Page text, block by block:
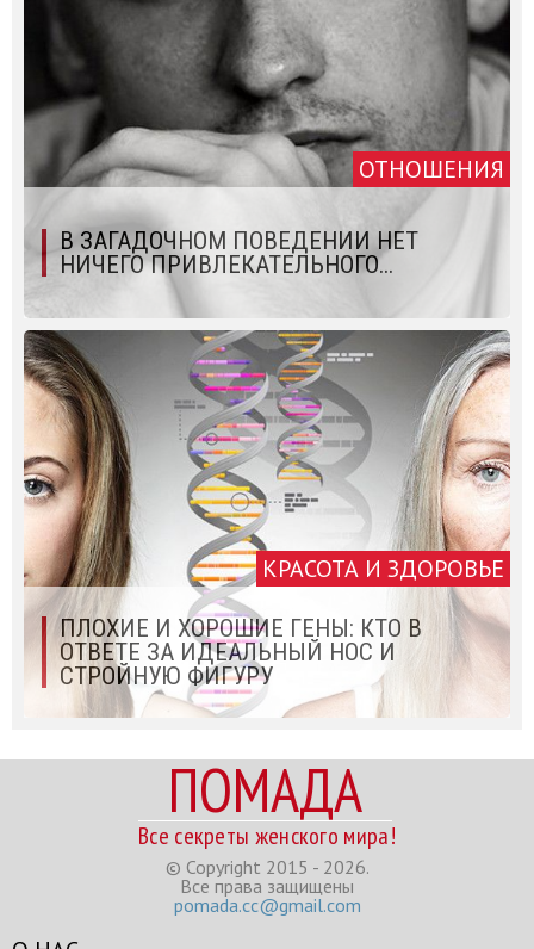
ОТНОШЕНИЯ
В ЗАГАДОЧНОМ ПОВЕДЕНИИ НЕТ
НИЧЕГО ПРИВЛЕКАТЕЛЬНОГО...
КРАСОТА И ЗДОРОВЬЕ
ПЛОХИЕ И ХОРОШИЕ ГЕНЫ: КТО В
ОТВЕТЕ ЗА ИДЕАЛЬНЫЙ НОС И
СТРОЙНУЮ ФИГУРУ
ПОМАДА
Все секреты женского мира!
© Copyright 2015 - 2026.
Все права защищены
pomada.cc@gmail.com